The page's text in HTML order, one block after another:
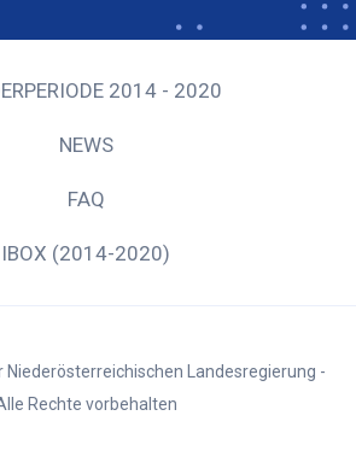
2014 - 2020
NEWS
FAQ
IBOX (2014-2020)
Landesregierung -
Rechte vorbehalten